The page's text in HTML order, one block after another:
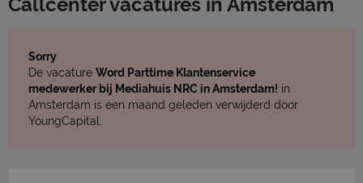
Sorry
De vacature Word Parttime Klantenservice
medewerker bij Mediahuis NRC in Amsterdam! in
Amsterdam is een maand geleden verwijderd door
YoungCapital.